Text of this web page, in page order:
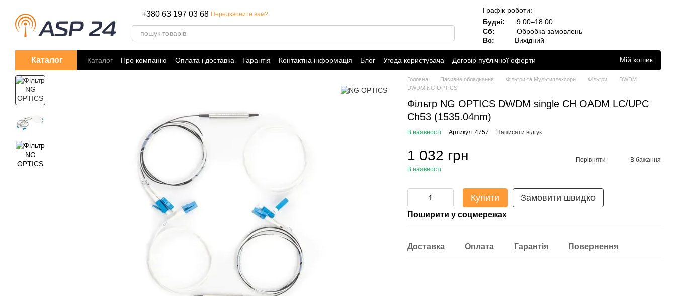
+380 63 197 03 68 Передзвонити вам?
Графік роботи:
Будні:
9:00–18:00
Сб:
Обробка замовлень
Вс:
Вихідний
Каталог Каталог Про компанію Оплата і доставка Гарантія Контактна інформація Блог Угода користувача
Договір публічної оферти
Політика конфіденційності
Мій кошик
Головна Пасивне обладнання Фільтри та Мультиплексори Фільтри
DWDM
DWDM NG OPTICS
Фільтр NG OPTICS DWDM single CH OADM LC/UPC
Ch53 (1535.04nm)
В наявності Артикул: 4757 Написати відгук
1 032 грн
В наявності
Порівняти В бажання
Купити Замовити швидко
Поширити у соцмережах
Доставка Оплата Гарантія Повернення